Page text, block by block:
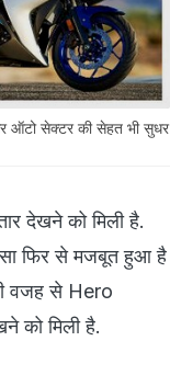
ऑटो सेक्टर की सेहत भी सुधर
देखने को मिली है.
फिर से मजबूत हुआ है
वजह से Hero
को मिली है.